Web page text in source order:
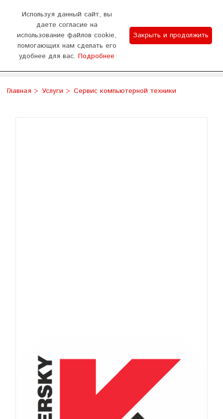
График работы
Отдел продаж 9:00-18:00 (пн - сб) Тех.поддержка
8:00-20:00 (без выходных)
WhatsApp
Главная Услуги Сервис компьютерной техники
Используя данный сайт, вы
даете согласие на
использование файлов cookie,
помогающих нам сделать его
удобнее для вас. Подробнее
Закрыть и продолжить